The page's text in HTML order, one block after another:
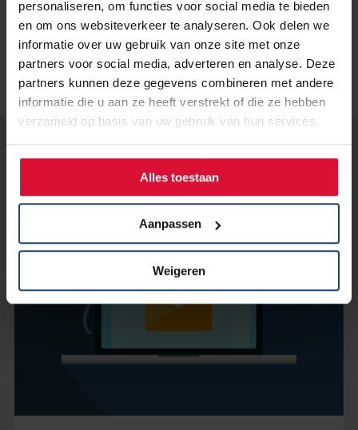
personaliseren, om functies voor social media te bieden
en om ons websiteverkeer te analyseren. Ook delen we
informatie over uw gebruik van onze site met onze
partners voor social media, adverteren en analyse. Deze
partners kunnen deze gegevens combineren met andere
informatie die u aan ze heeft verstrekt of die ze hebben
verzameld op basis van uw gebruik van hun services.
Alles toestaan
Aanpassen
Weigeren
Lees verder...